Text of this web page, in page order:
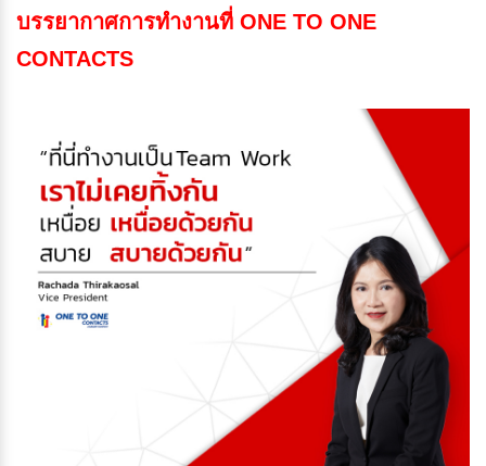
บรรยากาศการทำงานที่ ONE TO ONE
CONTACTS